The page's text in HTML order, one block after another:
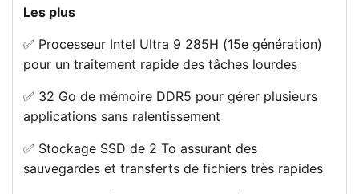
Les plus
✅ Processeur Intel Ultra 9 285H (15e génération)
pour un traitement rapide des tâches lourdes
✅ 32 Go de mémoire DDR5 pour gérer plusieurs
applications sans ralentissement
✅ Stockage SSD de 2 To assurant des
sauvegardes et transferts de fichiers très rapides